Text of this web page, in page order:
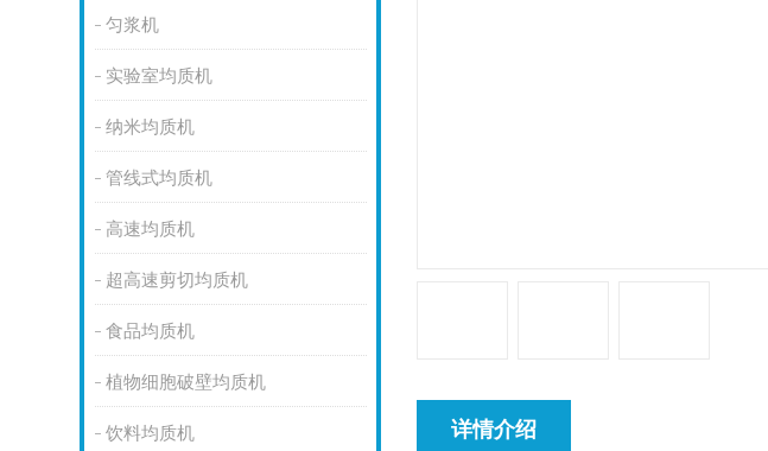
匀浆机
实验室均质机
纳米均质机
管线式均质机
高速均质机
超高速剪切均质机
食品均质机
植物细胞破壁均质机
饮料均质机 详情介绍